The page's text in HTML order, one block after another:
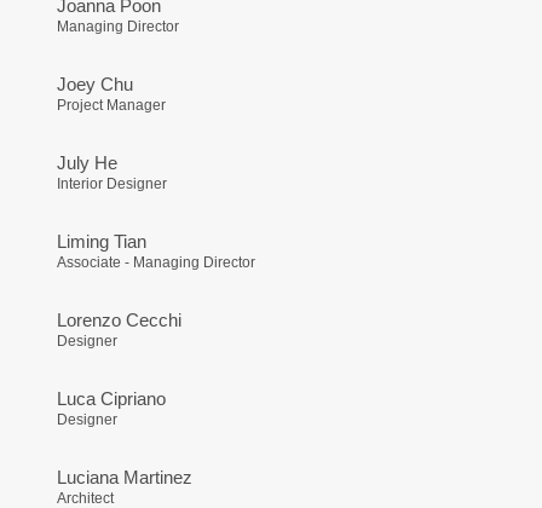
Joanna Poon
Managing Director
Joey Chu
Project Manager
July He
Interior Designer
Liming Tian
Associate - Managing Director
Lorenzo Cecchi
Designer
Luca Cipriano
Designer
Luciana Martinez
Architect